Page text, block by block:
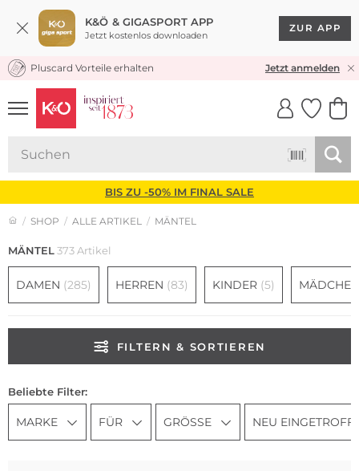
K&Ö & GIGASPORT APP
Jetzt kostenlos downloaden
ZUR APP
30 TAGE RÜCKGABERECHT
Pluscard Vorteile erhalten Jetzt anmelden
UNSERE APP
CLICK &
BIS ZU -50% IM FINAL SALE
SHOP ALLE ARTIKEL MÄNTEL
MÄNTEL373 Artikel
DAMEN (285) HERREN (83) KINDER (5)
FILTERN & SORTIEREN
Beliebte Filter:
MARKE FÜR GRÖSSE NEU